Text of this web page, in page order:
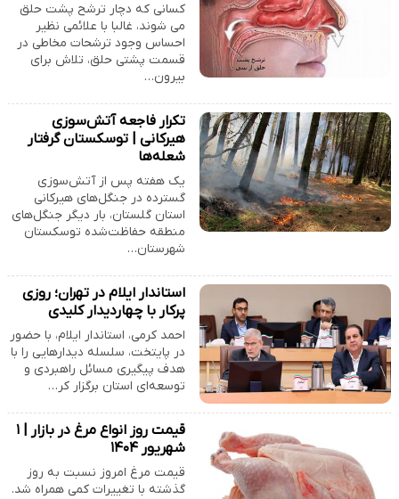
کسانی که دچار ترشح پشت حلق
می شوند، غالبا با علائمی نظیر
احساس وجود ترشحات مخاطی در
قسمت پشتی حلق، تلاش برای
بیرون…
تکرار فاجعه آتش‌سوزی
هیرکانی | توسکستان گرفتار
شعله‌ها
یک هفته پس از آتش‌سوزی
گسترده در جنگل‌های هیرکانی
استان گلستان، بار دیگر جنگل‌های
منطقه حفاظت‌شده توسکستان
شهرستان…
استاندار ایلام در تهران؛ روزی
پرکار با چهاردیدار کلیدی
احمد کرمی، استاندار ایلام، با حضور
در پایتخت، سلسله دیدارهایی را با
هدف پیگیری مسائل راهبردی و
توسعه‌ای استان برگزار کر…
قیمت روز انواع مرغ در بازار | ۱
شهریور ۱۴۰۴
قیمت مرغ امروز نسبت به روز
گذشته با تغییرات کمی همراه شد.